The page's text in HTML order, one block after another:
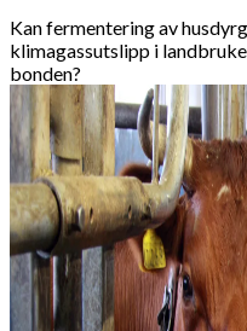
Kan fermentering av
klimagassutslipp i
bonden?